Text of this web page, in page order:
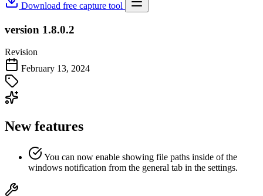
Download free capture tool
version 1.8.0.2
Revision
February 13, 2024
New features
You can now enable showing file paths inside of the
windows notification from the general tab in the settings.